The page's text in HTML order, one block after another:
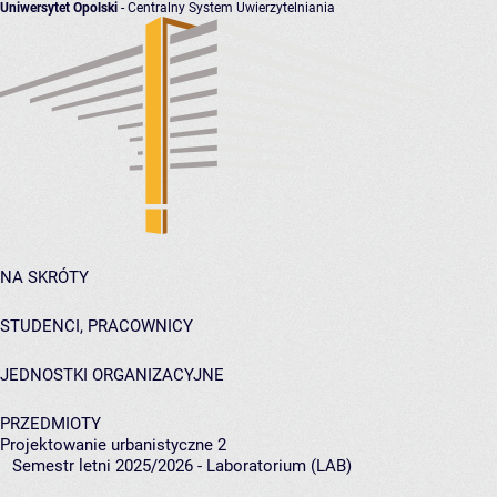
Uniwersytet Opolski - Centralny System Uwierzytelniania
NA SKRÓTY
STUDENCI, PRACOWNICY
JEDNOSTKI ORGANIZACYJNE
PRZEDMIOTY
Projektowanie urbanistyczne 2
Semestr letni 2025/2026 - Laboratorium (LAB)